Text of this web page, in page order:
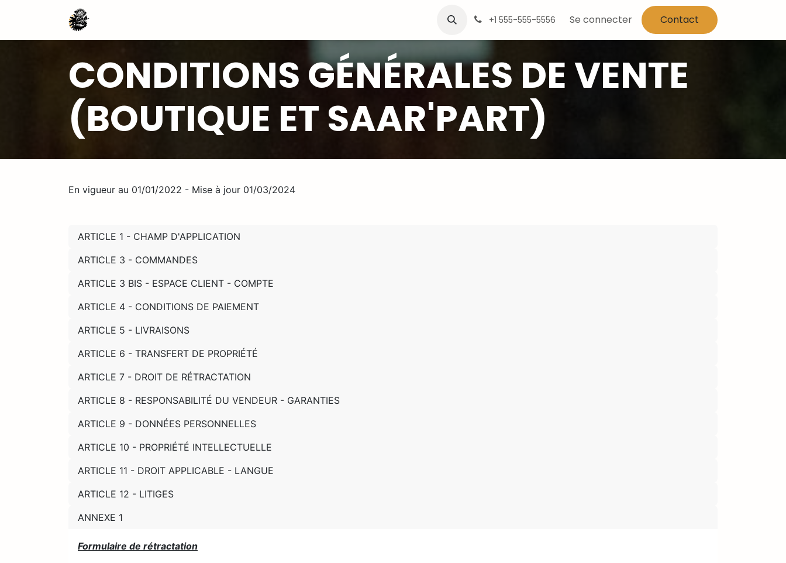
Se rendre au contenu
+1 555-555-5556 Se connecter Contact
CONDITIONS GÉNÉRALES DE VENTE
(BOUTIQUE ET SAAR'PART)
En vigueur au 01/01/2022 - Mise à jour 01/03/2024
ARTICLE 1 - CHAMP D'APPLICATION
ARTICLE 3 - COMMANDES
ARTICLE 3 BIS - ESPACE CLIENT - COMPTE
ARTICLE 4 - CONDITIONS DE PAIEMENT
ARTICLE 5 - LIVRAISONS
ARTICLE 6 - TRANSFERT DE PROPRIÉTÉ
ARTICLE 7 - DROIT DE RÉTRACTATION
ARTICLE 8 - RESPONSABILITÉ DU VENDEUR - GARANTIES
ARTICLE 9 - DONNÉES PERSONNELLES
ARTICLE 10 - PROPRIÉTÉ INTELLECTUELLE
ARTICLE 11 - DROIT APPLICABLE - LANGUE
ARTICLE 12 - LITIGES
ANNEXE 1
Formulaire de rétractation